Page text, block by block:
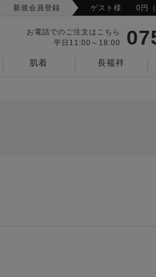
新規会員登録 ゲスト様 0円
お電話でのご注文はこちら
平日11:00～18:00
肌着
長襦袢